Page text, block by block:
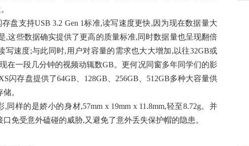
盘支持USB 3.2 Gen 1标准,读写速度更快,因为现在数据量大
,这些数据确实提供了更高的质量标准,同时数据量也呈现翻倍
写速度;与此同时,用户对容量的需求也大大增加,以往32GB或
在一段几分钟的视频动辄数GB。更何况同窗多年同学们的影
闪存盘提供了64GB、128GB、256GB、512GB多种大容量供
。
样的是娇小的身材,57mm x 19mm x 11.8mm,轻至8.72g。并
免受意外磕碰的威胁,又避免了意外丢失保护帽的隐患。